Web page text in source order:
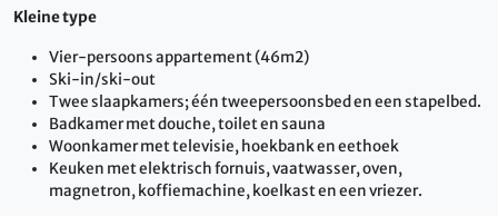
Kleine type
Vier-persoons appartement (46m2)
Ski-in/ski-out
Twee slaapkamers; één tweepersoonsbed en een stapelbed.
Badkamer met douche, toilet en sauna
Woonkamer met televisie, hoekbank en eethoek
Keuken met elektrisch fornuis, vaatwasser, oven,
magnetron, koffiemachine, koelkast en een vriezer.